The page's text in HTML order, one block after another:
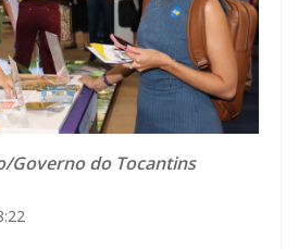
Governo do Tocantins